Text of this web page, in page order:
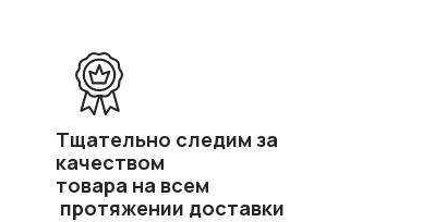
Тщательно следим за
качеством
товара на всем
протяжении доставки